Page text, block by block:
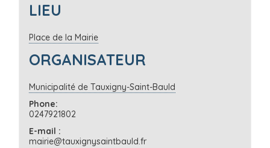
LIEU
Place de la Mairie
ORGANISATEUR
Municipalité de Tauxigny-Saint-Bauld
Phone:
0247921802
E-mail :
mairie@tauxignysaintbauld.fr